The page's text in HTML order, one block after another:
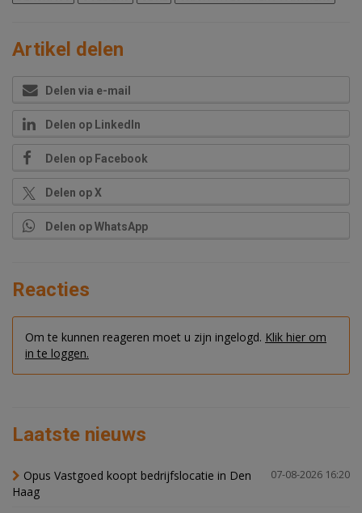
Artikel delen
Delen via e-mail
Delen op LinkedIn
Delen op Facebook
Delen op X
Delen op WhatsApp
Reacties
Om te kunnen reageren moet u zijn ingelogd. Klik hier om
in te loggen.
Laatste nieuws
07-08-2026 16:20
Opus Vastgoed koopt bedrijfslocatie in Den
Haag